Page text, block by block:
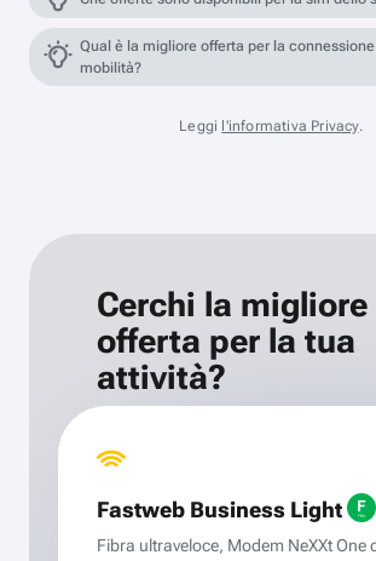
Qual è la migliore offerta per la
mobilità?
Leggi l'informativa Privacy.
Cerchi la migliore
offerta per la tua
attività?
Fastweb Business Light
Fibra ultraveloce, Modem NeXXt One